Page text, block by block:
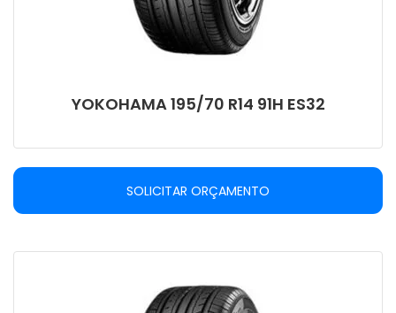
YOKOHAMA 195/70 R14 91H ES32
SOLICITAR ORÇAMENTO